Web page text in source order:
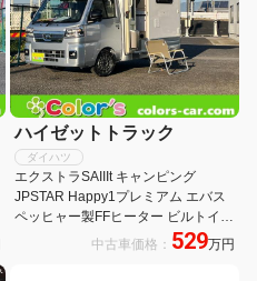
ハイゼットトラック
ダイハツ
エクストラSAIIIt キャンピング
JPSTAR Happy1プレミアム エバス
ペッヒャー製FFヒーター ビルトイン
クーラー+冷蔵庫+電動サイドオーニ
中古車価格： 529万円